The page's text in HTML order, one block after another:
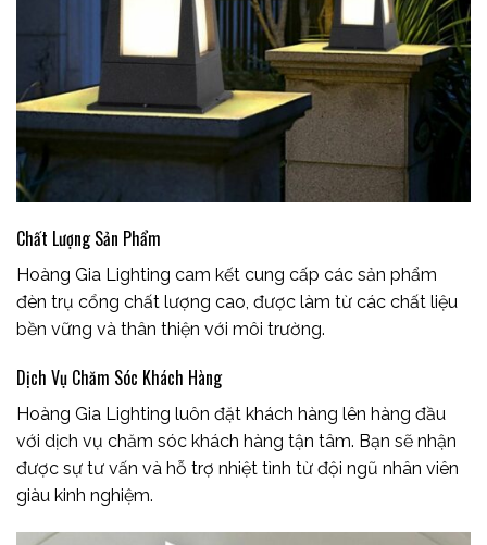
Chất Lượng Sản Phẩm
Hoàng Gia Lighting cam kết cung cấp các sản phẩm
đèn trụ cổng chất lượng cao, được làm từ các chất liệu
bền vững và thân thiện với môi trường.
Dịch Vụ Chăm Sóc Khách Hàng
Hoàng Gia Lighting luôn đặt khách hàng lên hàng đầu
với dịch vụ chăm sóc khách hàng tận tâm. Bạn sẽ nhận
được sự tư vấn và hỗ trợ nhiệt tình từ đội ngũ nhân viên
giàu kinh nghiệm.